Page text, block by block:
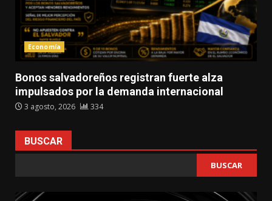
Economía
Bonos salvadoreños registran fuerte alza
impulsados por la demanda internacional
3 agosto, 2026 334
BUSCAR
BUSCAR